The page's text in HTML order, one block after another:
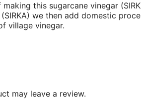
this sugarcane vinegar
we then add domestic
village vinegar.
may leave a review.